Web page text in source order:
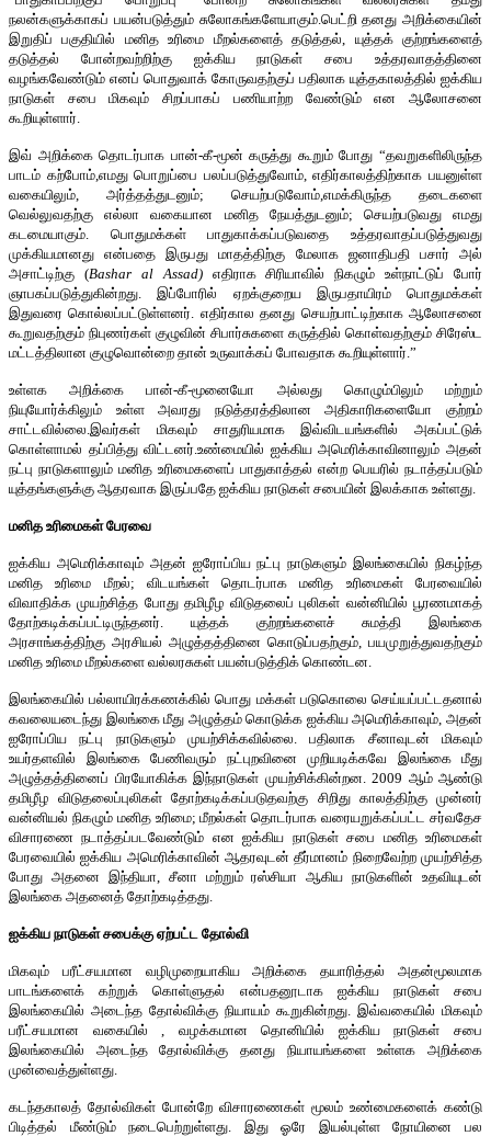
நலன்களுக்காகப் பயன்படுத்தும் சுலோகங்களேயாகும்.பெட்றி தனது அறிக்கையின்
இறுதிப் பகுதியில் மனித உரிமை மீறல்களைத் தடுத்தல், யுத்தக் குற்றங்களைத்
தடுத்தல் போன்றவற்றிற்கு ஐக்கிய நாடுகள் சபை உத்தரவாதத்தினை
வழங்கவேண்டும் எனப் பொதுவாக் கோருவதற்குப் பதிலாக யுத்தகாலத்தில் ஐக்கிய
நாடுகள் சபை மிகவும் சிறப்பாகப் பணியாற்ற வேண்டும் என ஆலோசனை
கூறியுள்ளார்.
இவ் அறிக்கை தொடர்பாக பான்-கீ-மூன் கருத்து கூறும் போது “தவறுகளிலிருந்த
பாடம் கற்போம்,எமது பொறுப்பை பலப்படுத்துவோம், எதிர்காலத்திற்காக பயனுள்ள
வகையிலும், அர்த்தத்துடனும்; செயற்படுவோம்,எமக்கிருந்த தடைகளை
வெல்லுவதற்கு எல்லா வகையான மனித நேயத்துடனும்; செயற்படுவது எமது
கடமையாகும். பொதுமக்கள் பாதுகாக்கப்படுவதை உத்தரவாதப்படுத்துவது
முக்கியமானது என்பதை இருபது மாதத்திற்கு மேலாக ஜனாதிபதி பசார் அல்
அசாட்டிற்கு (Bashar al Assad)எதிராக சிரியாவில் நிகழும் உள்நாட்டுப் போர்
ஞாபகப்படுத்துகின்றது. இப்போரில் ஏறக்குறைய இருபதாயிரம் பொதுமக்கள்
இதுவரை கொல்லப்பட்டுள்ளனர். எதிர்கால தனது செயற்பாட்டிற்காக ஆலோசனை
கூறுவதற்கும் நிபுணர்கள் குழுவின் சிபார்சுகளை கருத்தில் கொள்வதற்கும் சிரேஸ்ட
மட்டத்திலான குழுவொன்றை தான் உருவாக்கப் போவதாக கூறியுள்ளார்.”
உள்ளக அறிக்கை பான்-கீ-மூனையோ அல்லது கொழும்பிலும் மற்றும்
நியுயோர்க்கிலும் உள்ள அவரது நடுத்தரத்திலான அதிகாரிகளையோ குற்றம்
சாட்டவில்லை.இவர்கள் மிகவும் சாதுரியமாக இவ்விடயங்களில் அகப்பட்டுக்
கொள்ளாமல் தப்பித்து விட்டனர்.உண்மையில் ஐக்கிய அமெரிக்காவினாலும் அதன்
நட்பு நாடுகளாலும் மனித உரிமைகளைப் பாதுகாத்தல் என்ற பெயரில் நடாத்தப்படும்
யுத்தங்களுக்கு ஆதரவாக இருப்பதே ஐக்கிய நாடுகள் சபையின் இலக்காக உள்ளது.
மனித உரிமைகள் பேரவை
ஐக்கிய அமெரிக்காவும் அதன் ஐரோப்பிய நட்பு நாடுகளும் இலங்கையில் நிகழ்ந்த
மனித உரிமை மீறல்; விடயங்கள் தொடர்பாக மனித உரிமைகள் பேரவையில்
விவாதிக்க முயற்சித்த போது தமிழீழ விடுதலைப் புலிகள் வன்னியில் பூரணமாகத்
தோற்கடிக்கப்பட்டிருந்தனர். யுத்தக் குற்றங்களைச் சுமத்தி இலங்கை
அரசாங்கத்திற்கு அரசியல் அழுத்தத்தினை கொடுப்பதற்கும், பயமுறுத்துவதற்கும்
மனித உரிமை மீறல்களை வல்லரசுகள் பயன்படுத்திக் கொண்டன.
இலங்கையில் பல்லாயிரக்கணக்கில் பொது மக்கள் படுகொலை செய்யப்பட்டதனால்
கவலையடைந்து இலங்கை மீது அழுத்தம் கொடுக்க ஐக்கிய அமெரிக்காவும், அதன்
ஐரோப்பிய நட்பு நாடுகளும் முயற்சிக்கவில்லை. பதிலாக சீனாவுடன் மிகவும்
உயர்தளவில் இலங்கை பேணிவரும் நட்புறவினை முறியடிக்கவே இலங்கை மீது
அழுத்தத்தினைப் பிரயோகிக்க இந்நாடுகள் முயற்சிக்கின்றன. 2009 ஆம் ஆண்டு
தமிழீழ விடுதலைப்புலிகள் தோற்கடிக்கப்படுதவற்கு சிறிது காலத்திற்கு முன்னர்
வன்னியல் நிகழும் மனித உரிமை; மீறல்கள் தொடர்பாக வரையறுக்கப்பட்ட சர்வதேச
விசாரணை நடாத்தப்படவேண்டும் என ஐக்கிய நாடுகள் சபை மனித உரிமைகள்
பேரவையில் ஐக்கிய அமெரிக்காவின் ஆதரவுடன் தீர்மானம் நிறைவேற்ற முயற்சித்த
போது அதனை இந்தியா, சீனா மற்றும் ரஸ்சியா ஆகிய நாடுகளின் உதவியுடன்
இலங்கை அதனைத் தோற்கடித்தது.
ஐக்கிய நாடுகள் சபைக்கு ஏற்பட்ட தோல்வி
மிகவும் பரீட்சயமான வழிமுறையாகிய அறிக்கை தயாரித்தல் அதன்மூலமாக
பாடங்களைக் கற்றுக் கொள்ளுதல் என்பதனூடாக ஐக்கிய நாடுகள் சபை
இலங்கையில் அடைந்த தோல்விக்கு நியாயம் கூறுகின்றது. இவ்வகையில் மிகவும்
பரீட்சயமான வகையில் , வழக்கமான தொனியில் ஐக்கிய நாடுகள் சபை
இலங்கையில் அடைந்த தோல்விக்கு தனது நியாயங்களை உள்ளக அறிக்கை
முன்வைத்துள்ளது.
கடந்தகாலத் தோல்விகள் போன்றே விசாரணைகள் மூலம் உண்மைகளைக் கண்டு
பிடித்தல் மீண்டும் நடைபெற்றுள்ளது. இது ஓரே இயல்புள்ள நோயினை பல